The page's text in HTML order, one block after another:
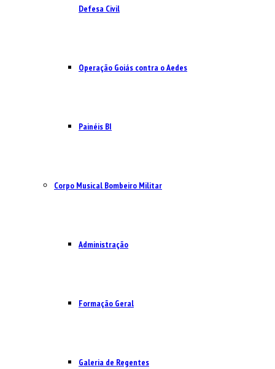
Defesa Civil
Operação Goiás contra o Aedes
Painéis BI
Corpo Musical Bombeiro Militar
Administração
Formação Geral
Galeria de Regentes